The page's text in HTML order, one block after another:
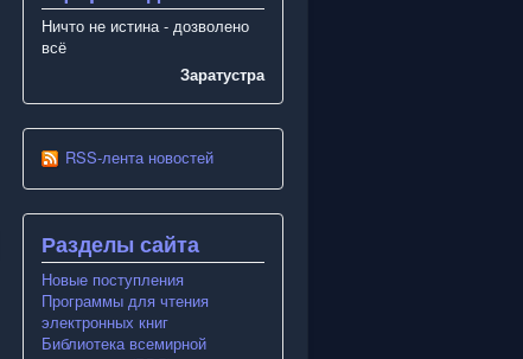
Ничто не истина - дозволено
всё
Заратустра
RSS-лента новостей
Разделы сайта
Новые поступления
Программы для чтения
электронных книг
Библиотека всемирной